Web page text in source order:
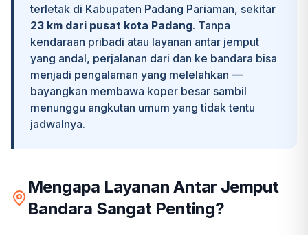
terletak di Kabupaten Padang Pariaman, sekitar
23 km dari pusat kota Padang. Tanpa
kendaraan pribadi atau layanan antar jemput
yang andal, perjalanan dari dan ke bandara bisa
menjadi pengalaman yang melelahkan —
bayangkan membawa koper besar sambil
menunggu angkutan umum yang tidak tentu
jadwalnya.
Mengapa Layanan Antar Jemput
Bandara Sangat Penting?